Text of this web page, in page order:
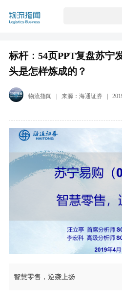
标杆：54页PPT复盘苏宁
头是怎样炼成的？
物流指闻 | 来源： 海通证券
智慧零售，逆袭上扬